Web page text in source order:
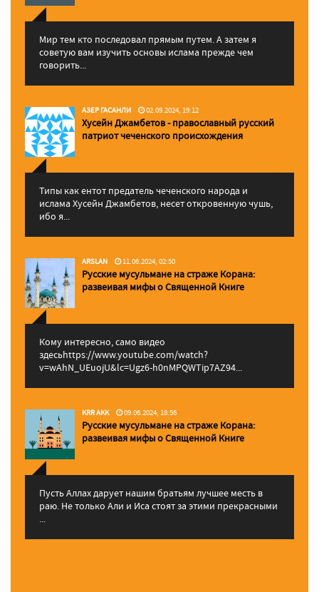
Мир тем кто последовал прямым путем. А затем я
советую вам изучить основы ислама прежде чем
говорить...
АЗЕР ГАСАНЛИ 02.09.2024, 19:12
Хусейн Джамбетов - православный русский
патриот чеченского происхождения
Типы как ентот предатель чеченского народа и
ислама Хусейн Джамбетов, несет откровенную чушь,
ибо я...
ARSLAN 11.06.2024, 02:50
Русские мусульмане на страже Корана:
pазвеивая мифы о Священной Книге
Кому интересно, само видео
здесьhttps://www.youtube.com/watch?
v=wAhN_UEuojU&lc=Ugz6-h0nMPQWTip7AZ94...
KRR AKK 09.06.2024, 18:56
Русские мусульмане на страже Корана:
pазвеивая мифы о Священной Книге
Пусть Аллах дарует нашим братьям лучшее месть в
раю. Не только Али и Иса стоят за этими прекрасными
...